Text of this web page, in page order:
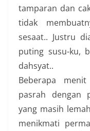
tamparan dan
tidak
sesaat.. Justru
puting susu-ku,
dahsyat..
Beberapa
pasrah dengan
yang masih
menikmati